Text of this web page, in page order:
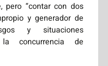
pero “contar con dos
y generador de
y situaciones
concurrencia de